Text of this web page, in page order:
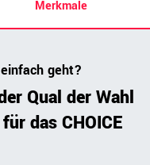
Merkmale
geht?
Qual der Wahl
das CHOICE